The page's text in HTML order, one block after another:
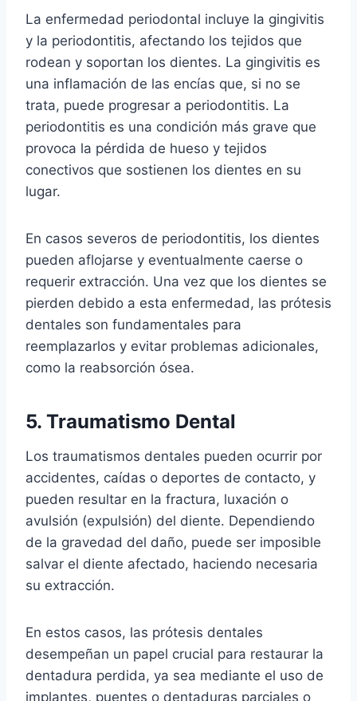
La enfermedad periodontal incluye la gingivitis
y la periodontitis, afectando los tejidos que
rodean y soportan los dientes. La gingivitis es
una inflamación de las encías que, si no se
trata, puede progresar a periodontitis. La
periodontitis es una condición más grave que
provoca la pérdida de hueso y tejidos
conectivos que sostienen los dientes en su
lugar.
En casos severos de periodontitis, los dientes
pueden aflojarse y eventualmente caerse o
requerir extracción. Una vez que los dientes se
pierden debido a esta enfermedad, las prótesis
dentales son fundamentales para
reemplazarlos y evitar problemas adicionales,
como la reabsorción ósea.
5. Traumatismo Dental
Los traumatismos dentales pueden ocurrir por
accidentes, caídas o deportes de contacto, y
pueden resultar en la fractura, luxación o
avulsión (expulsión) del diente. Dependiendo
de la gravedad del daño, puede ser imposible
salvar el diente afectado, haciendo necesaria
su extracción.
En estos casos, las prótesis dentales
desempeñan un papel crucial para restaurar la
dentadura perdida, ya sea mediante el uso de
implantes, puentes o dentaduras parciales o